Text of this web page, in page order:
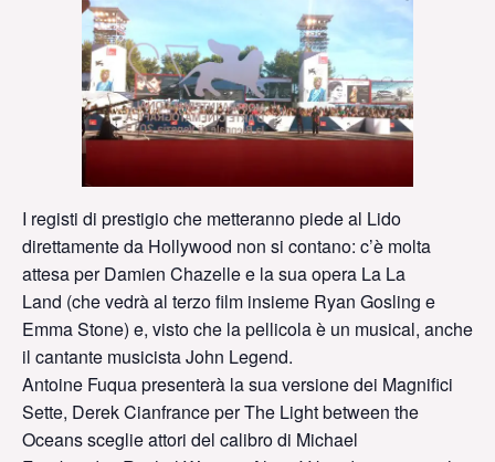
I registi di prestigio che metteranno piede al Lido
direttamente da Hollywood non si contano: c’è molta
attesa per Damien Chazelle e la sua opera La La
Land (che vedrà al terzo film insieme Ryan Gosling e
Emma Stone) e, visto che la pellicola è un musical, anche
il cantante musicista John Legend.
Antoine Fuqua presenterà la sua versione dei Magnifici
Sette, Derek Cianfrance per The Light between the
Oceans sceglie attori del calibro di Michael